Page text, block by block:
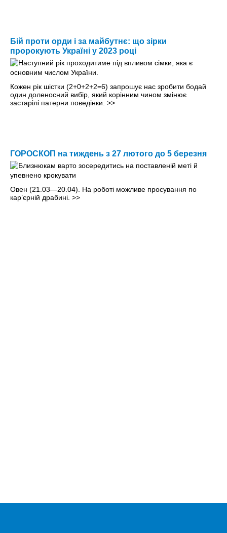
Бій проти орди і за майбутнє: що зірки
пророкують Україні у 2023 році
Кожен рік шістки (2+0+2+2=6) запрошує нас зробити бодай
один доленосний вибір, який корінним чином змінює
застарілі патерни поведінки. >>
ГОРОСКОП на тиждень з 27 лютого до 5 березня
Овен (21.03—20.04). На роботi можливе просування по
кар’єрнiй драбинi. >>